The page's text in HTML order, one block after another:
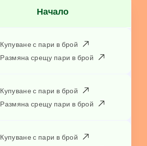
Начало
Купуване с пари в брой
Размяна срещу пари в брой
Купуване с пари в брой
Размяна срещу пари в брой
Купуване с пари в брой